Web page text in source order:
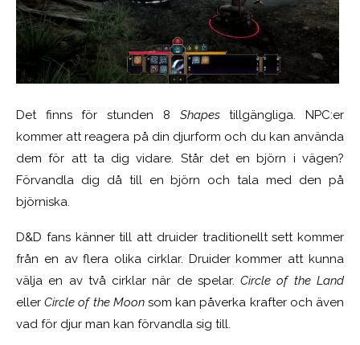
Det finns för stunden 8 Shapestillgängliga. NPC:er
kommer att reagera på din djurform och du kan använda
dem för att ta dig vidare. Står det en björn i vägen?
Förvandla dig då till en björn och tala med den på
björniska.
D&D fans känner till att druider traditionellt sett kommer
från en av flera olika cirklar. Druider kommer att kunna
välja en av två cirklar när de spelar.Circle of the Land
ellerCircle of the Moonsom kan påverka krafter och även
vad för djur man kan förvandla sig till.